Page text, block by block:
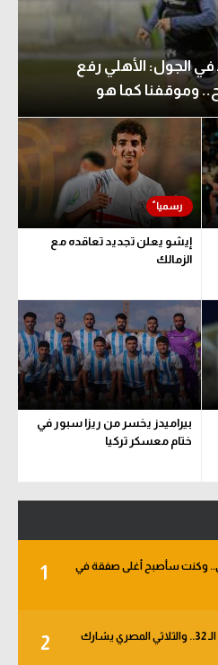
الجول: الأهلي رفع
وموقفنا كما هو
إيشو يعلن تجديد تعاقده مع
الزمالك
بيراميدز يخسر من ريزا سبور في
ختام معسكر تركيا
1
وكنت سأصبح أغلى صفقة في
2
خبر في الجول - الأهلي يبدأ من دور الـ 32.. والثلاثي المصري يشارك